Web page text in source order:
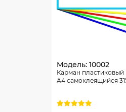
Модель: 10002
Карман пластиковый
А4 самоклеящийся